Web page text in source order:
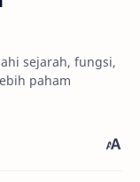
sejarah, fungsi,
paham